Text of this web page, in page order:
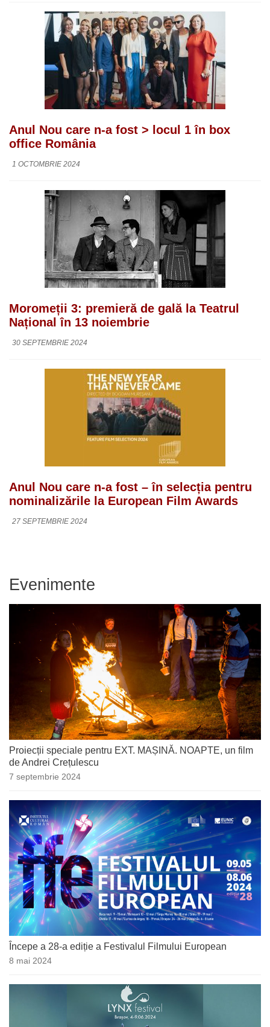
Anul Nou care n-a fost > locul 1 în box
office România
1 OCTOMBRIE 2024
Moromeții 3: premieră de gală la Teatrul
Național în 13 noiembrie
30 SEPTEMBRIE 2024
Anul Nou care n-a fost – în selecția pentru
nominalizările la European Film Awards
27 SEPTEMBRIE 2024
Evenimente
Proiecții speciale pentru EXT. MAȘINĂ. NOAPTE, un film
de Andrei Crețulescu
7 septembrie 2024
Începe a 28-a ediție a Festivalul Filmului European
8 mai 2024